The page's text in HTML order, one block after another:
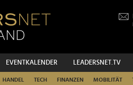
EVENTKALENDER LEADERSNET.TV
HANDEL TECH FINANZEN MOBILITÄT